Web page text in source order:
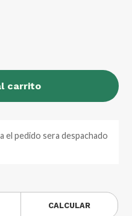
carrito
el pedido sera despachado
CALCULAR